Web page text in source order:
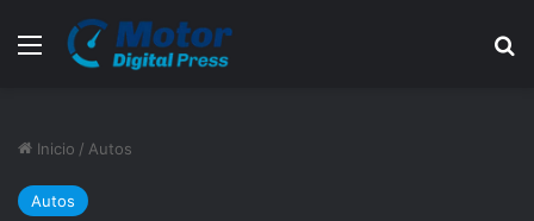
Menú
Inicio / Autos
Autos